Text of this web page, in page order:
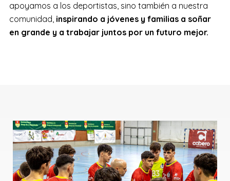
apoyamos a los deportistas, sino también a nuestra
comunidad, inspirando a jóvenes y familias a soñar
en grande y a trabajar juntos por un futuro mejor.